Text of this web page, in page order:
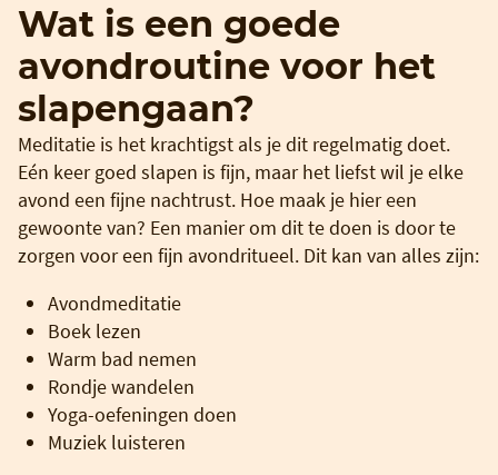
Wat is een goede
avondroutine voor het
slapengaan?
Meditatie is het krachtigst als je dit regelmatig doet.
Eén keer goed slapen is fijn, maar het liefst wil je elke
avond een fijne nachtrust. Hoe maak je hier een
gewoonte van? Een manier om dit te doen is door te
zorgen voor een fijn avondritueel. Dit kan van alles zijn:
Avondmeditatie
Boek lezen
Warm bad nemen
Rondje wandelen
Yoga-oefeningen doen
Muziek luisteren